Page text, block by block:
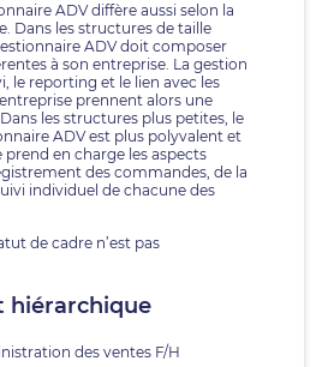
ADV diffère aussi selon la
Dans les structures de taille
ADV doit composer
à son entreprise. La gestion
le reporting et le lien avec les
prennent alors une
les structures plus petites, le
ADV est plus polyvalent et
en charge les aspects
des commandes, de la
individuel de chacune des
de cadre n’est pas
hiérarchique
des ventes F/H